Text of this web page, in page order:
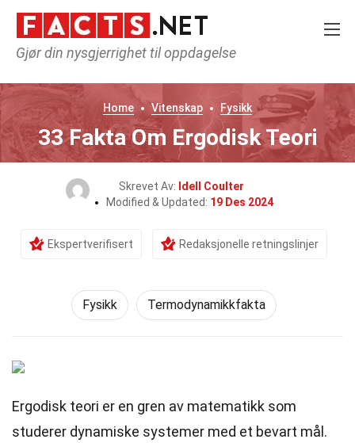
Gjør din nysgjerrighet til oppdagelse
Home Vitenskap Fysikk
33 Fakta Om Ergodisk Teori
Skrevet Av: Idell Coulter
Modified & Updated: 19 Des 2024
Ekspertverifisert Redaksjonelle retningslinjer
Fysikk Termodynamikkfakta
Ergodisk teori er en gren av matematikk som
studerer dynamiske systemer med et bevart mål.